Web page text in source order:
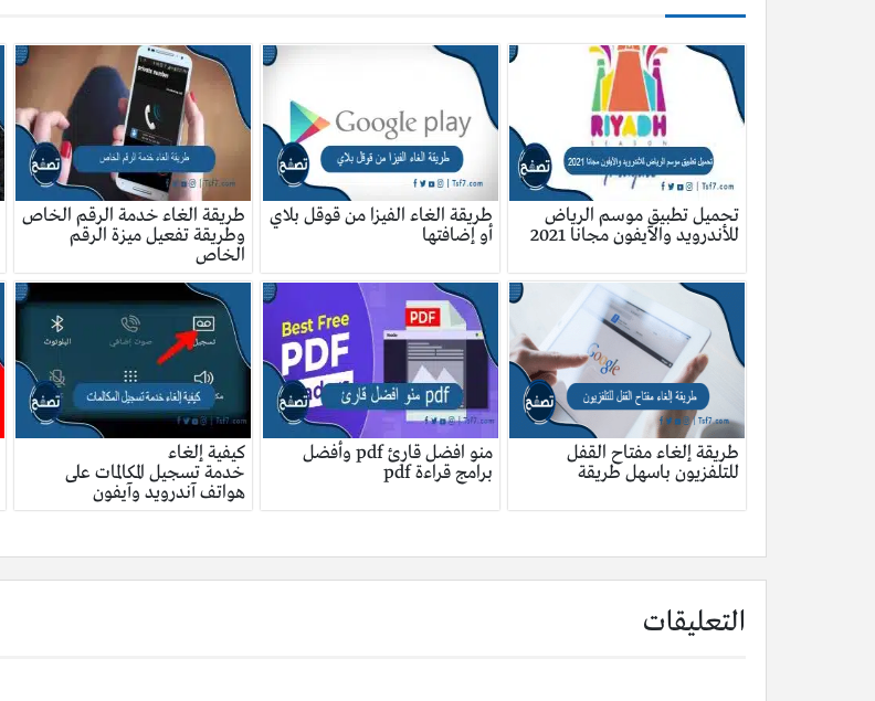
تحميل تطبيق موسم الرياض
للأندرويد والآيفون مجانا 2021
طريقة الغاء الفيزا من قوقل بلاي
أو إضافتها
طريقة الغاء خدمة الرقم الخاص
وطريقة تفعيل ميزة الرقم
الخاص
طريقة إلغاء مفتاح القفل
للتلفزيون باسهل طريقة
منو افضل قارئ pdf وأفضل
برامج قراءة pdf
كيفية إلغاء
خدمة تسجيل المكالمات على
هواتف آندرويد وآيفون
التعليقات